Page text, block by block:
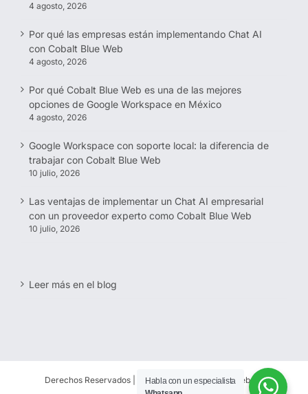
4 agosto, 2026
Por qué las empresas están implementando Chat AI
con Cobalt Blue Web
4 agosto, 2026
Por qué Cobalt Blue Web es una de las mejores
opciones de Google Workspace en México
4 agosto, 2026
Google Workspace con soporte local: la diferencia de
trabajar con Cobalt Blue Web
10 julio, 2026
Las ventajas de implementar un Chat AI empresarial
con un proveedor experto como Cobalt Blue Web
10 julio, 2026
Leer más en el blog
Derechos Reservados | 1997-2026 | Cobalt Blue Web SC
Habla con un especialista